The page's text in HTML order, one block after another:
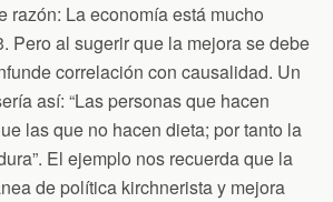
razón: La economía está mucho
Pero al sugerir que la mejora se debe
correlación con causalidad. Un
así: “Las personas que hacen
las que no hacen dieta; por tanto la
El ejemplo nos recuerda que la
de política kirchnerista y mejora